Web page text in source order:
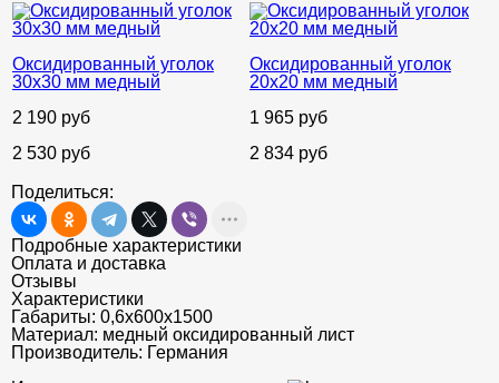
Оксидированный уголок
30х30 мм медный
2 190 руб
2 530 руб
Оксидированный уголок
20х20 мм медный
1 965 руб
2 834 руб
Поделиться:
Подробные характеристики
Оплата и доставка
Отзывы
Характеристики
Габариты: 0,6х600х1500
Материал: медный оксидированный лист
Производитель: Германия